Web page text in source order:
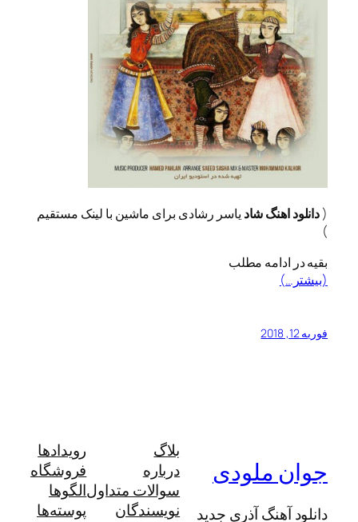
(دانلود اهنگ شادیاسر رشادی برای ماشین با لینک مستقیم
)
بقیه در ادامه مطلب
(بیشتر…)
فوریه 12, 2018
جوان ملودی
دانلود آهنگ آذری جدید
بلاگ
درباره
سوالات متداول
نویسندگان
رویدادها
فروشگاه
الگوها
پوسته‌ها